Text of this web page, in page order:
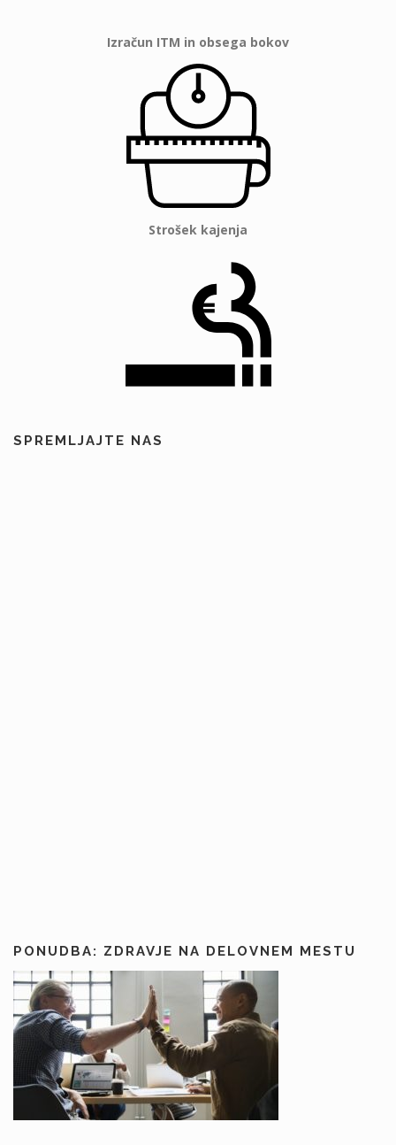
Izračun ITM in obsega bokov
Strošek kajenja
SPREMLJAJTE NAS
PONUDBA: ZDRAVJE NA DELOVNEM MESTU